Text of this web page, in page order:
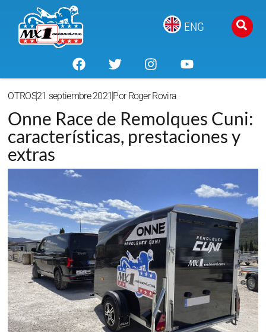
ENG
OTROS21 septiembre 2021 PorRoger Rovira
Onne Race de Remolques Cuni:
características, prestaciones y
extras